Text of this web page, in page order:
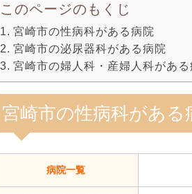
このページのもくじ
宮崎市の性病科がある病院
宮崎市の泌尿器科がある病院
宮崎市の婦人科・産婦人科がある
宮崎市の性病科がある
病院一覧